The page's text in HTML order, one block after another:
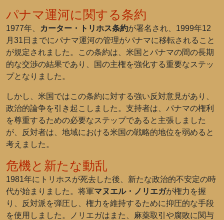
パナマ運河に関する条約
1977年、 カーター・トリホス条約が署名され、1999年12
月31日までにパナマ運河の管理がパナマに移転されること
が規定されました。この条約は、米国とパナマの間の長期
的な交渉の結果であり、国の主権を強化する重要なステッ
プとなりました。
しかし、米国ではこの条約に対する強い反対意見があり、
政治的論争を引き起こしました。支持者は、パナマの権利
を尊重するための必要なステップであると主張しました
が、反対者は、地域における米国の戦略的地位を弱めると
考えました。
危機と新たな動乱
1981年にトリホスが死去した後、新たな政治的不安定の時
代が始まりました。将軍マヌエル・ノリエガが権力を握
り、反対派を弾圧し、権力を維持するために抑圧的な手段
を使用しました。ノリエガはまた、麻薬取引や腐敗に関与